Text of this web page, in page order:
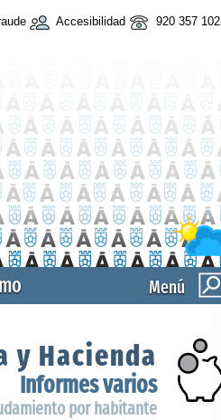
Accesibilidad 920 357 102
Menú
y Hacienda
Informes varios
por habitante